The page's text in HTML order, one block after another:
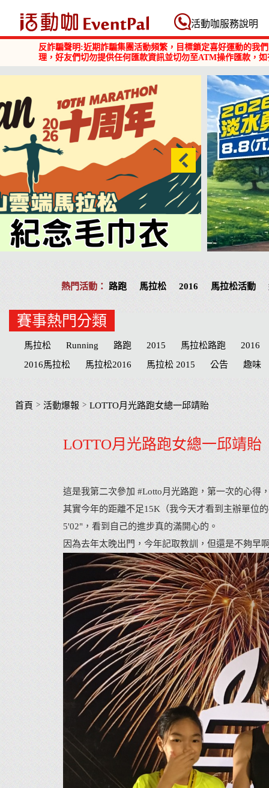
活動咖 Eventpal
活動咖服務說明
反詐騙聲明:近期詐騙集團活動頻繁，目標鎖定喜好運動的我
理，好友們切勿提供任何匯款資訊並切勿至ATM操作匯款，
路跑 馬拉松 2016 馬拉松活動
賽事熱門分類
馬拉松 Running 路跑 2015 馬拉松路跑
2016
2016馬拉松
馬拉松2016 馬拉松 2015 公告
趣味
物資
臺北 路線 公益路跑 接力賽
Cosplay 哆啦a夢 健達 Doraemon 名單
首頁 > 活動爆報 > LOTTO月光路跑女總一邱靖貽
LOTTO月光路跑女總一邱靖貽
這是我第二次參加 #Lotto月光路跑 ，第一次的心得
其實今年的距離不足15K（我今天才看到主辦單位
5'02"，看到自己的進步真的滿開心的。
因為去年太晚出門，今年記取教訓，但還是不夠早